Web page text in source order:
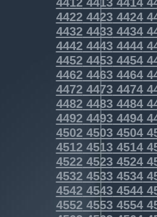
442244234424
443244334434
444244434444
445244534454
446244634464
447244734474
448244834484
449244934494
450245034504
451245134514
452245234524
453245334534
454245434544
455245534554